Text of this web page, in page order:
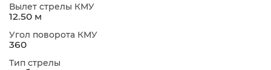
Вылет стрелы КМУ
12.50 м
Угол поворота КМУ
360
Тип стрелы